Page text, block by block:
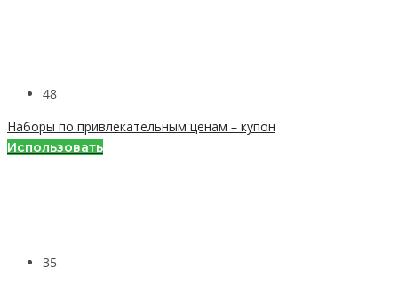
48
Наборы по привлекательным ценам – купон
Использовать
35